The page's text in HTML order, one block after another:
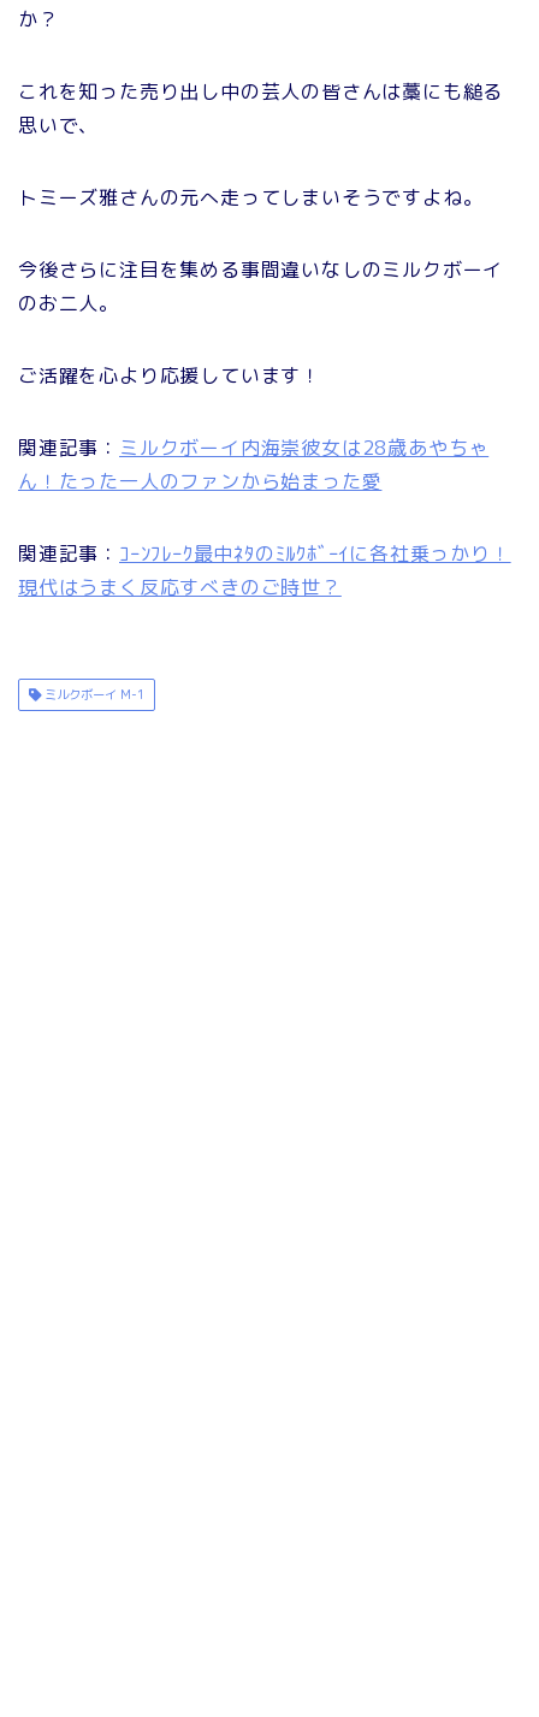
か？
これを知った売り出し中の芸人の皆さんは藁にも縋る
思いで、
トミーズ雅さんの元へ走ってしまいそうですよね。
今後さらに注目を集める事間違いなしのミルクボーイ
のお二人。
ご活躍を心より応援しています！
関連記事： ミルクボーイ内海崇彼女は28歳あやちゃ
ん！たった一人のファンから始まった愛
関連記事： ｺｰﾝﾌﾚｰｸ最中ﾈﾀのﾐﾙｸﾎﾞｰｲに各社乗っかり！
現代はうまく反応すべきのご時世？
ミルクボーイ M-1